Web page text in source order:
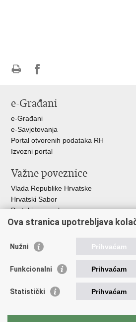
FacebookuTwitteru
e-Građani
e-Građani
e-Savjetovanja
Portal otvorenih podataka RH
Izvozni portal
Važne poveznice
Vlada Republike Hrvatske
Hrvatski Sabor
Portal javne nabave
Centralizirani sustav za zapošljavanje
Institucije i Javne
Ministarstva
Fond za zaštitu okoliša i energetsku
Državni hidrometeorološki zavod
Parkovi Hrvatske
Ova stranica upotrebljava
Nužni Prihvaćam
Funkcionalni Prihvaćam
Statistički Prihvaćam